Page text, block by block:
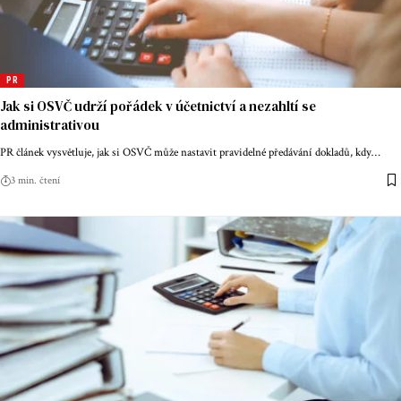
PR
Jak si OSVČ udrží pořádek v účetnictví a nezahltí se
administrativou
PR článek vysvětluje, jak si OSVČ může nastavit pravidelné předávání dokladů, kdy…
3 min. čtení